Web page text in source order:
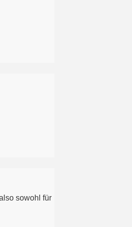
sowohl für